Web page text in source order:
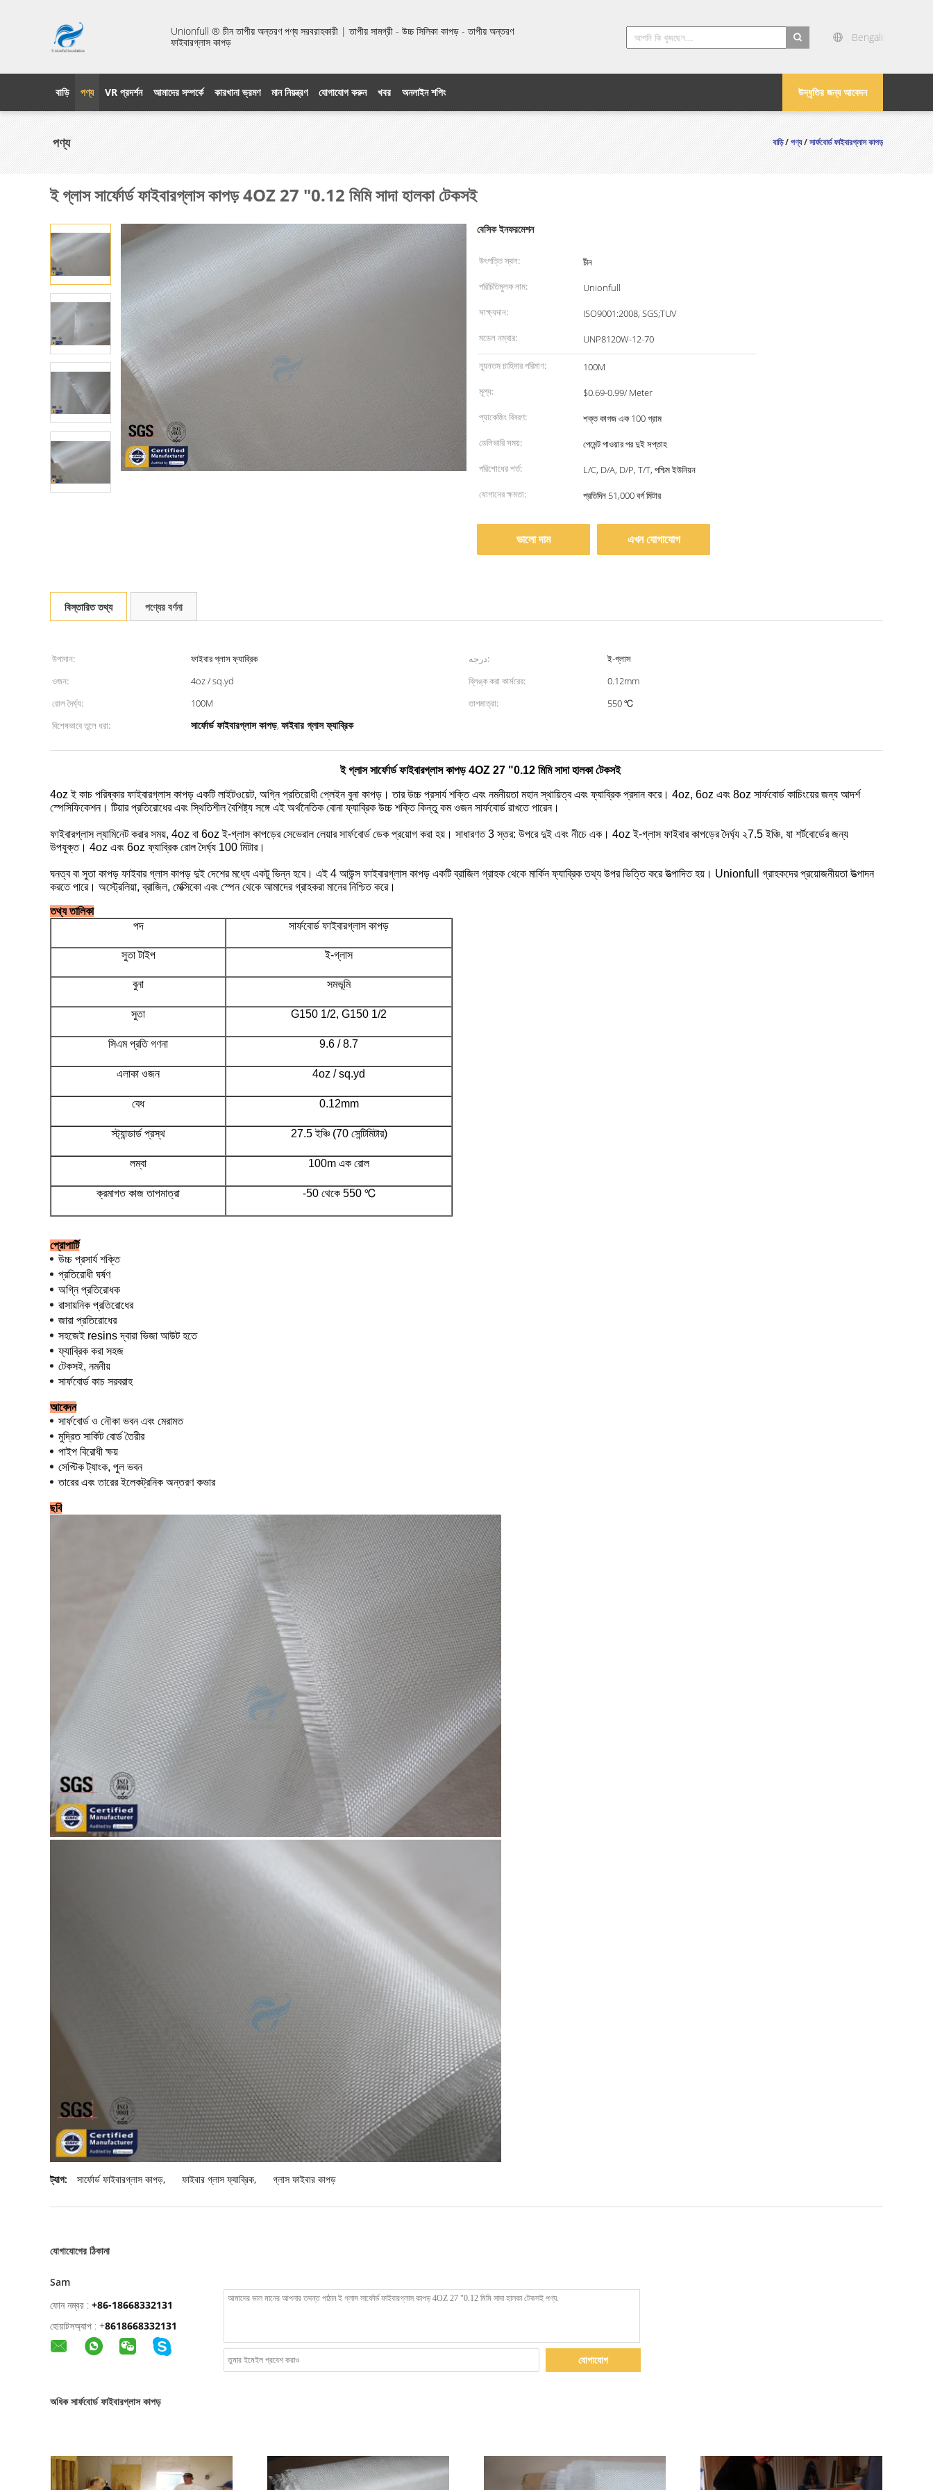
Unionfull ® চীন তাপীয় অন্তরণ পণ্য সরবরাহকারী | তাপীয় সামগ্রী - উচ্চ সিলিকা কাপড় - তাপীয় অন্তরণ
ফাইবারগ্লাস কাপড়
Bengali
উদ্ধৃতির জন্য আবেদন
বাড়ি পণ্য VR প্রদর্শন আমাদের সম্পর্কে কারখানা ভ্রমণ মান নিয়ন্ত্রণ যোগাযোগ করুন খবর অনলাইন শপিং
পণ্য বাড়ি/পণ্য/সার্ফবোর্ড ফাইবারগ্লাস কাপড়
ই গ্লাস সার্ফোর্ড ফাইবারগ্লাস কাপড় 4OZ 27 "0.12 মিমি সাদা হালকা টেকসই
বেসিক ইনফরমেশন
উৎপত্তি স্থল:
চীন
পরিচিতিমুলক নাম:
Unionfull
সাক্ষ্যদান:
ISO9001:2008, SGS;TUV
মডেল নম্বার:
UNP8120W-12-70
ন্যূনতম চাহিদার পরিমাণ:
100M
মূল্য:
$0.69-0.99/ Meter
প্যাকেজিং বিবরণ:
শক্ত কাগজ এক 100 গ্রাম
ডেলিভারি সময়:
পেমেন্ট পাওয়ার পর দুই সপ্তাহ
পরিশোধের শর্ত:
L/C, D/A, D/P, T/T, পশ্চিম ইউনিয়ন
যোগানের ক্ষমতা:
প্রতিদিন 51,000 বর্গ মিটার
ভালো দাম এখন যোগাযোগ
বিস্তারিত তথ্য পণ্যের বর্ণনা
উপাদান: ফাইবার গ্লাস ফ্যাব্রিক درجه:
ই-গ্লাস
ওজন:
4oz / sq.yd ব্লিঙ্ক করা কার্সরের:
0.12mm
রোল দৈর্ঘ্য:
100M তাপমাত্রা:
550 ℃
বিশেষভাবে তুলে ধরা:
সার্ফোর্ড ফাইবারগ্লাস কাপড়, ফাইবার গ্লাস ফ্যাব্রিক
ই গ্লাস সার্ফোর্ড ফাইবারগ্লাস কাপড় 4OZ 27 "0.12 মিমি সাদা হালকা টেকসই
4oz ই কাচ পরিষ্কার ফাইবারগ্লাস কাপড় একটি লাইটওয়েট, অগ্নি প্রতিরোধী প্লেইন বুনা কাপড়। তার উচ্চ প্রসার্য শক্তি এবং নমনীয়তা মহান স্থায়িত্ব এবং ফ্যাব্রিক প্রদান করে। 4oz, 6oz এবং 8oz সার্ফবোর্ড কাচিংয়ের জন্য আদর্শ
স্পেসিফিকেশন। টিয়ার প্রতিরোধের এবং স্থিতিশীল বৈশিষ্ট্য সঙ্গে এই অর্থনৈতিক বোনা ফ্যাব্রিক উচ্চ শক্তি কিন্তু কম ওজন সার্ফবোর্ড রাখতে পারেন।
ফাইবারগ্লাস ল্যামিনেট করার সময়, 4oz বা 6oz ই-গ্লাস কাপড়ের সেভেরাল লেয়ার সার্ফবোর্ড ডেক প্রয়োগ করা হয়। সাধারণত 3 স্তর: উপরে দুই এবং নীচে এক। 4oz ই-গ্লাস ফাইবার কাপড়ের দৈর্ঘ্য ২7.5 ইঞ্চি, যা শর্টবোর্ডের জন্য
উপযুক্ত। 4oz এবং 6oz ফ্যাব্রিক রোল দৈর্ঘ্য 100 মিটার।
ঘনত্ব বা সুতা কাপড় ফাইবার গ্লাস কাপড় দুই দেশের মধ্যে একটু ভিন্ন হবে। এই 4 আউন্স ফাইবারগ্লাস কাপড় একটি ব্রাজিল গ্রাহক থেকে মার্কিন ফ্যাব্রিক তথ্য উপর ভিত্তি করে উত্পাদিত হয়। Unionfull গ্রাহকদের প্রয়োজনীয়তা উত্পাদন
করতে পারে। অস্ট্রেলিয়া, ব্রাজিল, মেক্সিকো এবং স্পেন থেকে আমাদের গ্রাহকরা মানের নিশ্চিত করে।
তথ্য তালিকা
পদ
সার্ফবোর্ড ফাইবারগ্লাস কাপড়
সুতা টাইপ ই-গ্লাস
বুনা সমভূমি
সুতা G150 1/2, G150 1/2
সিএম প্রতি গণনা 9.6 / 8.7
এলাকা ওজন 4oz / sq.yd
বেধ 0.12mm
স্ট্যান্ডার্ড প্রস্থ 27.5 ইঞ্চি (70 সেন্টিমিটার)
লম্বা 100m এক রোল
ক্রমাগত কাজ তাপমাত্রা -50 থেকে 550 ℃
প্রোপার্টি
উচ্চ প্রসার্য শক্তি
প্রতিরোধী ঘর্ষণ
অগ্নি প্রতিরোধক
রাসায়নিক প্রতিরোধের
জারা প্রতিরোধের
সহজেই resins দ্বারা ভিজা আউট হতে
ফ্যাব্রিক করা সহজ
টেকসই, নমনীয়
সার্ফবোর্ড কাচ সরবরাহ
আবেদন
সার্ফবোর্ড ও নৌকা ভবন এবং মেরামত
মুদ্রিত সার্কিট বোর্ড তৈরীর
পাইপ বিরোধী ক্ষয়
সেপ্টিক ট্যাংক, পুল ভবন
তারের এবং তারের ইলেকট্রনিক অন্তরণ কভার
ছবি
ট্যাগ: সার্ফোর্ড ফাইবারগ্লাস কাপড়, ফাইবার গ্লাস ফ্যাব্রিক, গ্লাস ফাইবার কাপড়
যোগাযোগের ঠিকানা
Sam
ফোন নম্বর : +86-18668332131
হোয়াটসঅ্যাপ : +8618668332131
যোগাযোগ
অধিক সার্ফবোর্ড ফাইবারগ্লাস কাপড়